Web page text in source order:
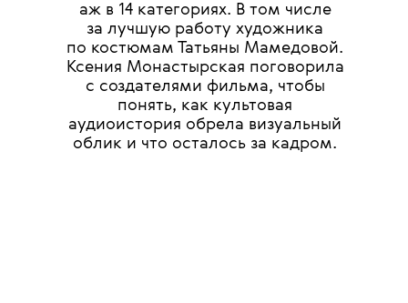
аж в 14 категориях. В том числе
за лучшую работу художника
по костюмам Татьяны Мамедовой.
Ксения Монастырская поговорила
с создателями фильма, чтобы
понять, как культовая
аудиоистория обрела визуальный
облик и что осталось за кадром.